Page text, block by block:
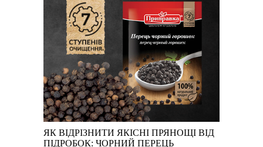
ЯК ВІДРІЗНИТИ ЯКІСНІ ПРЯНОЩІ ВІД
ПІДРОБОК: ЧОРНИЙ ПЕРЕЦЬ